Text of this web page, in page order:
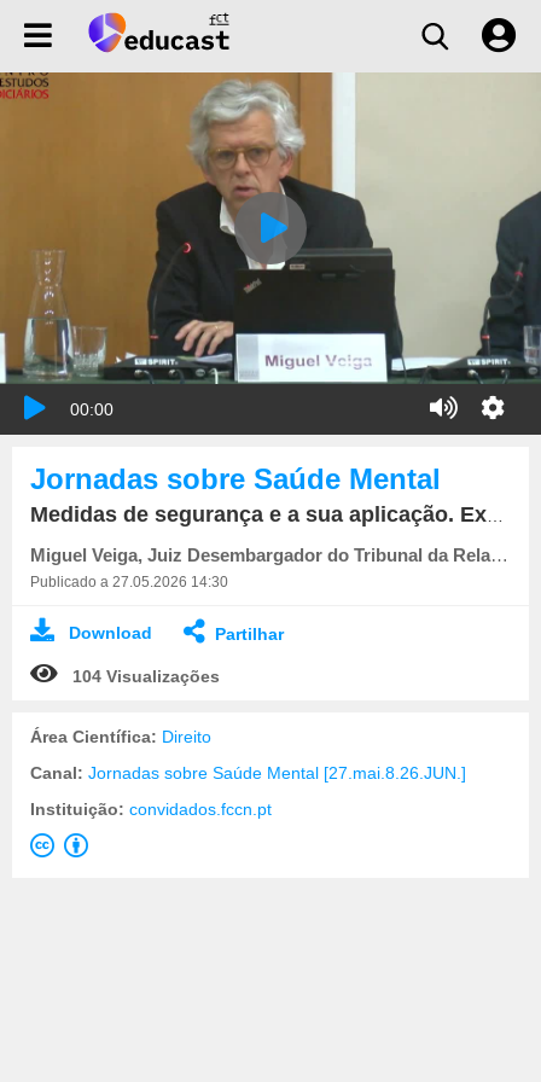
00:00
Jornadas sobre Saúde Mental
Medidas de segurança e a sua aplicação. Execução e revisão de medidas de segurança não privativas da liberdade
Miguel Veiga, Juiz Desembargador do Tribunal da Relação de Coimbra
Publicado a 27.05.2026 14:30
Download Partilhar
104 Visualizações
Área Científica: Direito
Canal: Jornadas sobre Saúde Mental [27.mai.8.26.JUN.]
Instituição: convidados.fccn.pt